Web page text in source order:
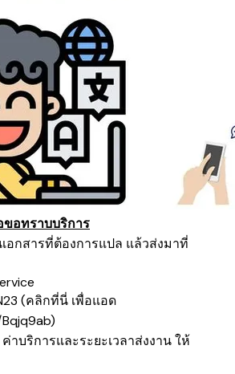
อทราบบริการ
อกสารที่ต้องการแปล แล้วส่งมาที่
(คลิกที่นี่ เพื่อแอด
)
าบริการและระยะเวลาส่งงาน ให้